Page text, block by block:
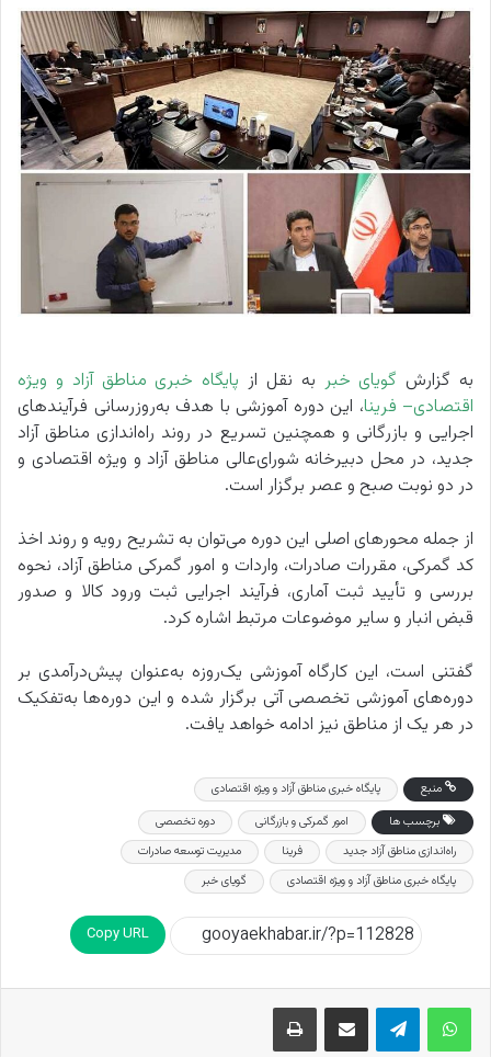
به گزارش گویای خبر به نقل از پایگاه خبری مناطق آزاد و ویژه
اقتصادی– فرینا، این دوره آموزشی با هدف به‌روزرسانی فرآیندهای
اجرایی و بازرگانی و همچنین تسریع در روند راه‌اندازی مناطق آزاد
جدید، در محل دبیرخانه شورای‌عالی مناطق آزاد و ویژه اقتصادی و
در دو نوبت صبح و عصر برگزار است.
از جمله محورهای اصلی این دوره می‌توان به تشریح رویه و روند اخذ
کد گمرکی، مقررات صادرات، واردات و امور گمرکی مناطق آزاد، نحوه
بررسی و تأیید ثبت آماری، فرآیند اجرایی ثبت ورود کالا و صدور
قبض انبار و سایر موضوعات مرتبط اشاره کرد.
گفتنی است، این کارگاه آموزشی یک‌روزه به‌عنوان پیش‌درآمدی بر
دوره‌های آموزشی تخصصی آتی برگزار شده و این دوره‌ها به‌تفکیک
در هر یک از مناطق نیز ادامه خواهد یافت.
منبع
پایگاه خبری مناطق آزاد و ویژه اقتصادی
برچسب ها
امور گمرکی و بازرگانی
دوره تخصصی
راه‌اندازی مناطق آزاد جدید
فرینا
مدیریت توسعه صادرات
پایگاه خبری مناطق آزاد و ویژه اقتصادی
گویای خبر
Copy URL
اشتراک گذاری از طریق ایمیل چاپ